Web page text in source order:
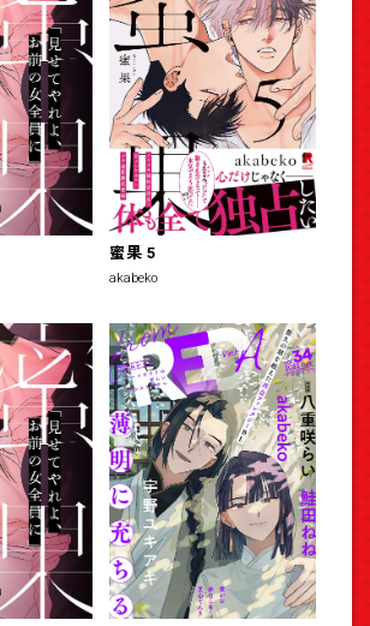
蜜果 5
akabeko